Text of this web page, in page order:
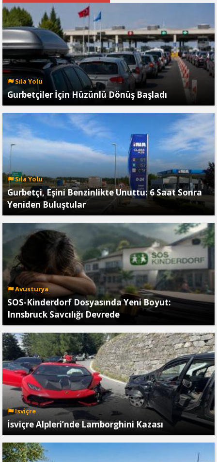
Sıla Yolu
Gurbetçiler İçin Hüzünlü Dönüş Başladı
Sıla Yolu
Gurbetçi, Eşini Benzinlikte Unuttu: 6 Saat Sonra
Yeniden Buluştular
Avusturya
SOS-Kinderdorf Dosyasında Yeni Boyut:
Innsbruck Savcılığı Devrede
Isviçre
İsviçre Alpleri’nde Lamborghini Kazası